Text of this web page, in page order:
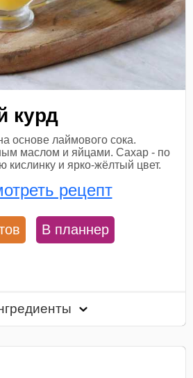
курд
основе лаймового сока.
маслом и яйцами. Сахар - по
кислинку и ярко-жёлтый цвет.
рецепт
В планнер